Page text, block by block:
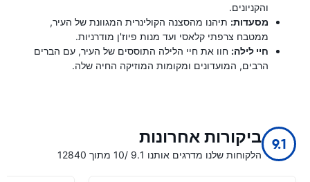
והקניונים.
מסעדות: תיהנו מהסצנה הקולינרית המגוונת של העיר,
ממטבח צרפתי קלאסי ועד מנות פיוז'ן מודרניות.
חיי לילה: חוו את חיי הלילה התוססים של העיר, עם הברים
הרבים, המועדונים ומקומות המוזיקה החיה שלה.
9.1 ביקורות אחרונות
הלקוחות שלנו מדרגים אותנו 9.1 /10 מתוך 12840